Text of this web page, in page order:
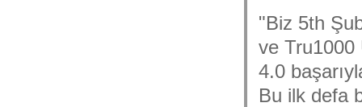
"Biz 5th
ve Tru1000
4.0
Bu ilk defa